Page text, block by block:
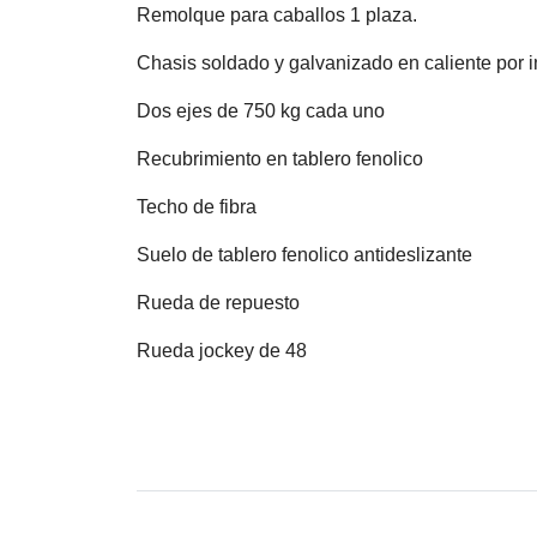
Remolque para caballos 1 plaza.
Chasis soldado y galvanizado en caliente por
Dos ejes de 750 kg cada uno
Recubrimiento en tablero fenolico
Techo de fibra
Suelo de tablero fenolico antideslizante
Rueda de repuesto
Rueda jockey de 48